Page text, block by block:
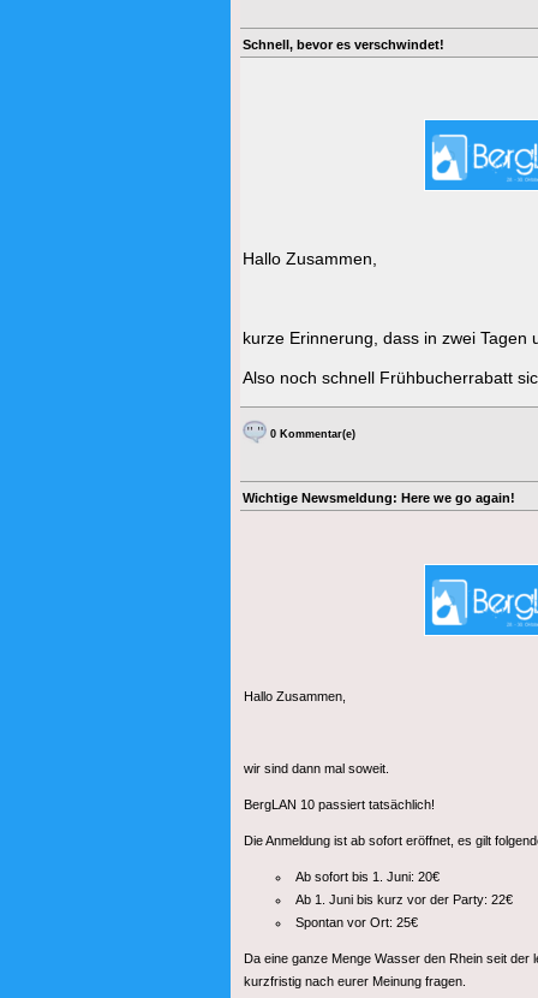
Schnell, bevor es verschwindet!
Hallo Zusammen,
kurze Erinnerung, dass in zwei
Also noch schnell Frühbucherrabatt
0 Kommentar(e)
Wichtige Newsmeldung: Here we go again!
Hallo Zusammen,
wir sind dann mal soweit.
BergLAN 10 passiert tatsächlich!
Die Anmeldung ist ab sofort eröffnet, es gilt
Ab sofort bis 1. Juni: 20€
Ab 1. Juni bis kurz vor der Party: 22€
Spontan vor Ort: 25€
Da eine ganze Menge Wasser den Rhein seit
kurzfristig nach eurer Meinung fragen.